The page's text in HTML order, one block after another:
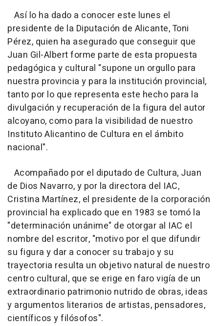
Así lo ha dado a conocer este lunes el
presidente de la Diputación de Alicante, Toni
Pérez, quien ha asegurado que conseguir que
Juan Gil-Albert forme parte de esta propuesta
pedagógica y cultural "supone un orgullo para
nuestra provincia y para la institución provincial,
tanto por lo que representa este hecho para la
divulgación y recuperación de la figura del autor
alcoyano, como para la visibilidad de nuestro
Instituto Alicantino de Cultura en el ámbito
nacional".
Acompañado por el diputado de Cultura, Juan
de Dios Navarro, y por la directora del IAC,
Cristina Martínez, el presidente de la corporación
provincial ha explicado que en 1983 se tomó la
"determinación unánime" de otorgar al IAC el
nombre del escritor, "motivo por el que difundir
su figura y dar a conocer su trabajo y su
trayectoria resulta un objetivo natural de nuestro
centro cultural, que se erige en faro vigía de un
extraordinario patrimonio nutrido de obras, ideas
y argumentos literarios de artistas, pensadores,
científicos y filósofos".